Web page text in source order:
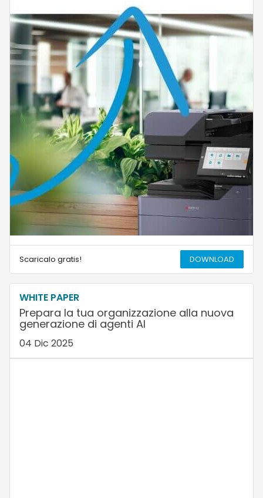
Scaricalo gratis! DOWNLOAD
WHITE PAPER
Prepara la tua organizzazione alla nuova
generazione di agenti AI
04 Dic 2025